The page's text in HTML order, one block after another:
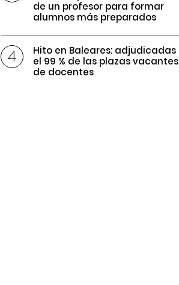
de un profesor para formar
alumnos más preparados
Hito en Baleares: adjudicadas
el 99 % de las plazas vacantes
de docentes